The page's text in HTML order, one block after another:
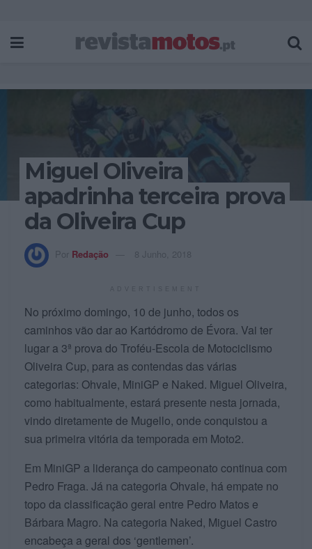
Miguel Oliveira
apadrinha terceira prova
da Oliveira Cup
Por Redação 8 Junho, 2018
No próximo domingo, 10 de junho, todos os
caminhos vão dar ao Kartódromo de Évora. Vai ter
lugar a 3ª prova do Troféu-Escola de Motociclismo
Oliveira Cup, para as contendas das várias
categorias: Ohvale, MiniGP e Naked. Miguel Oliveira,
como habitualmente, estará presente nesta jornada,
vindo diretamente de Mugello, onde conquistou a
sua primeira vitória da temporada em Moto2.
Em MiniGP a liderança do campeonato continua com
Pedro Fraga. Já na categoria Ohvale, há empate no
topo da classificação geral entre Pedro Matos e
Bárbara Magro. Na categoria Naked, Miguel Castro
encabeça a geral dos ‘gentlemen’.